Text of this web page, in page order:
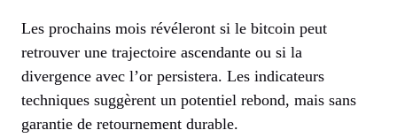
Les prochains mois révéleront si le bitcoin peut
retrouver une trajectoire ascendante ou si la
divergence avec l’or persistera. Les indicateurs
techniques suggèrent un potentiel rebond, mais sans
garantie de retournement durable.